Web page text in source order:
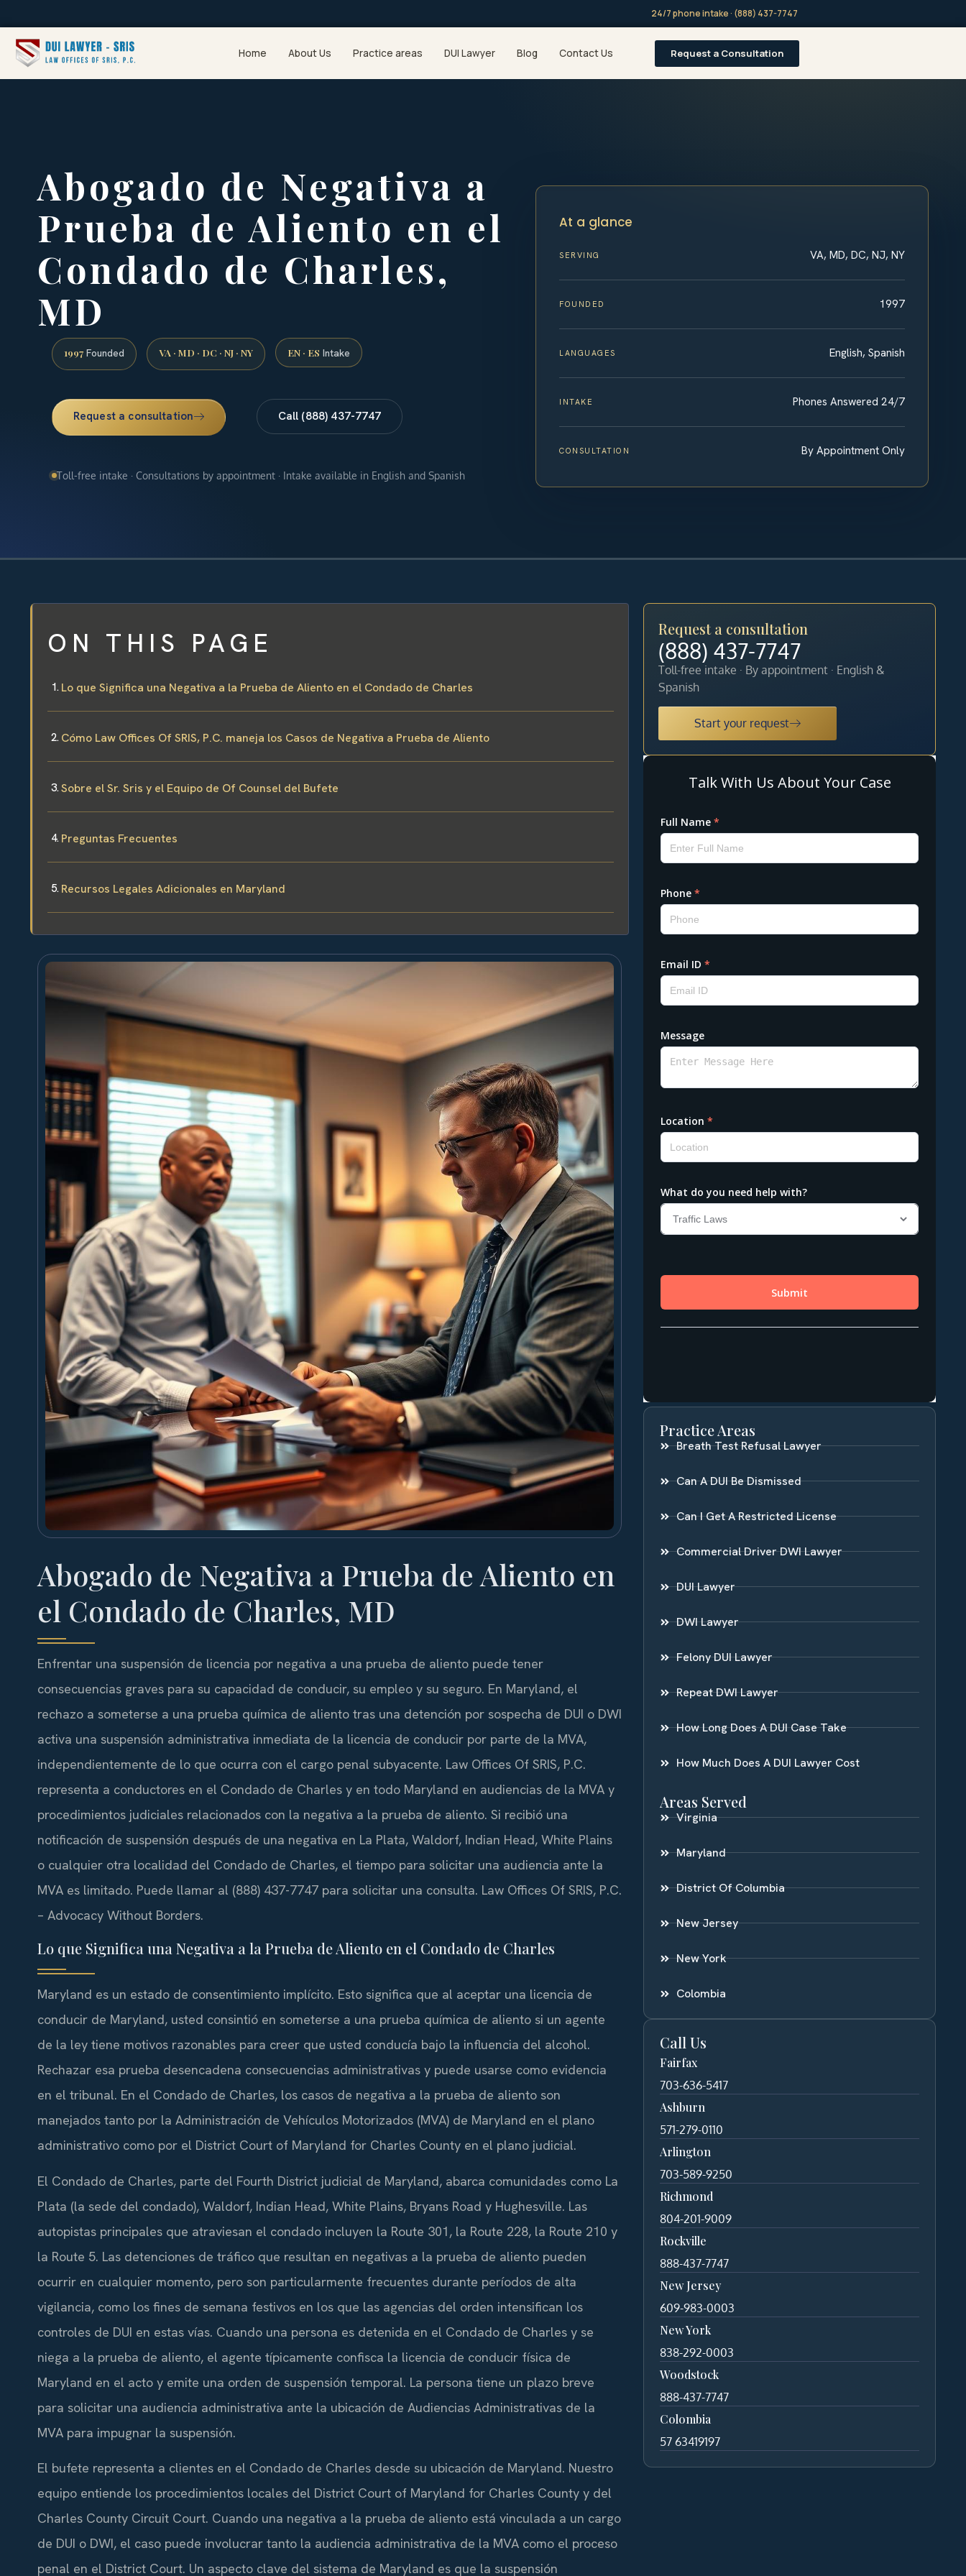
24/7 phone intake · (888) 437-7747
Home About Us Practice areas DUI Lawyer Blog Contact Us Request a Consultation
Abogado de Negativa a
Prueba de Aliento en el
Condado de Charles,
MD
1997 Founded VA · MD · DC · NJ · NY EN · ES Intake
Request a consultation Call (888) 437-7747
Toll-free intake · Consultations by appointment · Intake available in English and Spanish
At a glance
SERVING VA, MD, DC, NJ, NY
FOUNDED 1997
LANGUAGES English, Spanish
INTAKE Phones Answered 24/7
CONSULTATION By Appointment Only
ON THIS PAGE
Lo que Significa una Negativa a la Prueba de Aliento en el Condado de Charles
Cómo Law Offices Of SRIS, P.C. maneja los Casos de Negativa a Prueba de Aliento
Sobre el Sr. Sris y el Equipo de Of Counsel del Bufete
Preguntas Frecuentes
Recursos Legales Adicionales en Maryland
Abogado de Negativa a Prueba de Aliento en
el Condado de Charles, MD
Enfrentar una suspensión de licencia por negativa a una prueba de aliento puede tener
consecuencias graves para su capacidad de conducir, su empleo y su seguro. En Maryland, el
rechazo a someterse a una prueba química de aliento tras una detención por sospecha de DUI o DWI
activa una suspensión administrativa inmediata de la licencia de conducir por parte de la MVA,
independientemente de lo que ocurra con el cargo penal subyacente. Law Offices Of SRIS, P.C.
representa a conductores en el Condado de Charles y en todo Maryland en audiencias de la MVA y
procedimientos judiciales relacionados con la negativa a la prueba de aliento. Si recibió una
notificación de suspensión después de una negativa en La Plata, Waldorf, Indian Head, White Plains
o cualquier otra localidad del Condado de Charles, el tiempo para solicitar una audiencia ante la
MVA es limitado. Puede llamar al (888) 437-7747 para solicitar una consulta. Law Offices Of SRIS, P.C.
– Advocacy Without Borders.
Lo que Significa una Negativa a la Prueba de Aliento en el Condado de Charles
Maryland es un estado de consentimiento implícito. Esto significa que al aceptar una licencia de
conducir de Maryland, usted consintió en someterse a una prueba química de aliento si un agente
de la ley tiene motivos razonables para creer que usted conducía bajo la influencia del alcohol.
Rechazar esa prueba desencadena consecuencias administrativas y puede usarse como evidencia
en el tribunal. En el Condado de Charles, los casos de negativa a la prueba de aliento son
manejados tanto por la Administración de Vehículos Motorizados (MVA) de Maryland en el plano
administrativo como por el District Court of Maryland for Charles County en el plano judicial.
El Condado de Charles, parte del Fourth District judicial de Maryland, abarca comunidades como La
Plata (la sede del condado), Waldorf, Indian Head, White Plains, Bryans Road y Hughesville. Las
autopistas principales que atraviesan el condado incluyen la Route 301, la Route 228, la Route 210 y
la Route 5. Las detenciones de tráfico que resultan en negativas a la prueba de aliento pueden
ocurrir en cualquier momento, pero son particularmente frecuentes durante períodos de alta
vigilancia, como los fines de semana festivos en los que las agencias del orden intensifican los
controles de DUI en estas vías. Cuando una persona es detenida en el Condado de Charles y se
niega a la prueba de aliento, el agente típicamente confisca la licencia de conducir física de
Maryland en el acto y emite una orden de suspensión temporal. La persona tiene un plazo breve
para solicitar una audiencia administrativa ante la ubicación de Audiencias Administrativas de la
MVA para impugnar la suspensión.
El bufete representa a clientes en el Condado de Charles desde su ubicación de Maryland. Nuestro
equipo entiende los procedimientos locales del District Court of Maryland for Charles County y del
Charles County Circuit Court. Cuando una negativa a la prueba de aliento está vinculada a un cargo
de DUI o DWI, el caso puede involucrar tanto la audiencia administrativa de la MVA como el proceso
penal en el District Court. Un aspecto clave del sistema de Maryland es que la suspensión
Request a consultation
(888) 437-7747
Toll-free intake · By appointment · English &
Spanish
Start your request
Practice Areas
Breath Test Refusal Lawyer
Can A DUI Be Dismissed
Can I Get A Restricted License
Commercial Driver DWI Lawyer
DUI Lawyer
DWI Lawyer
Felony DUI Lawyer
Repeat DWI Lawyer
How Long Does A DUI Case Take
How Much Does A DUI Lawyer Cost
Areas Served
Virginia
Maryland
District Of Columbia
New Jersey
New York
Colombia
Call Us
Fairfax
703-636-5417
Ashburn
571-279-0110
Arlington
703-589-9250
Richmond
804-201-9009
Rockville
888-437-7747
New Jersey
609-983-0003
New York
838-292-0003
Woodstock
888-437-7747
Colombia
57 63419197